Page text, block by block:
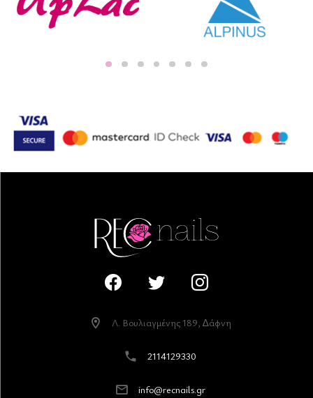
Λ. Βουλιαγµένης 189, ∆άφνη
2114129330
info@recnails.gr